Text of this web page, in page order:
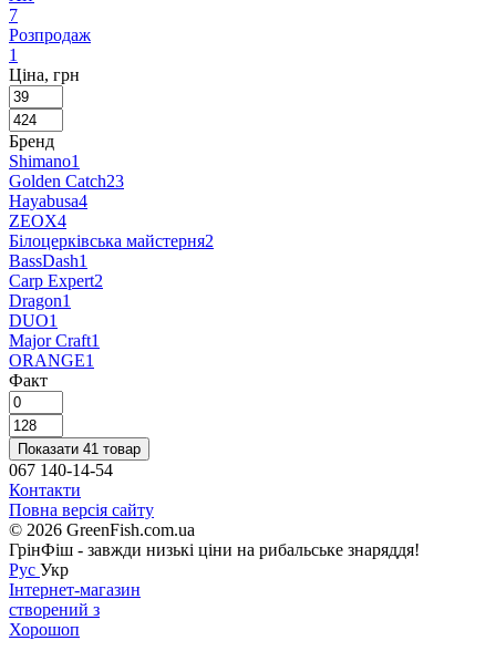
7
Розпродаж
1
Ціна, грн
Бренд
Shimano1
Golden Catch23
Hayabusa4
ZEOX4
Білоцерківська майстерня2
BassDash1
Carp Expert2
Dragon1
DUO1
Major Craft1
ORANGE1
Факт
Показати 41 товар
067 140-14-54
Контакти
Повна версія сайту
© 2026 GreenFish.com.ua
ГрінФіш - завжди низькі ціни на рибальське знаряддя!
Рус Укр
Інтернет-магазин
створений з
Хорошоп